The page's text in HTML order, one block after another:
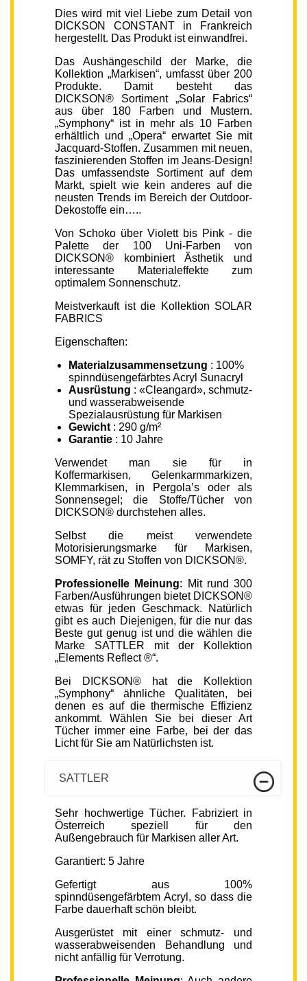
Dies wird mit viel Liebe zum Detail von
DICKSON CONSTANT in Frankreich
hergestellt. Das Produkt ist einwandfrei.
Das Aushängeschild der Marke, die
Kollektion „Markisen“, umfasst über 200
Produkte. Damit besteht das
DICKSON® Sortiment „Solar Fabrics“
aus über 180 Farben und Mustern.
„Symphony“ ist in mehr als 10 Farben
erhältlich und „Opera“ erwartet Sie mit
Jacquard-Stoffen. Zusammen mit neuen,
faszinierenden Stoffen im Jeans-Design!
Das umfassendste Sortiment auf dem
Markt, spielt wie kein anderes auf die
neusten Trends im Bereich der Outdoor-
Dekostoffe ein…..
Von Schoko über Violett bis Pink - die
Palette der 100 Uni-Farben von
DICKSON® kombiniert Ästhetik und
interessante Materialeffekte zum
optimalem Sonnenschutz.
Meistverkauft ist die Kollektion SOLAR
FABRICS
Eigenschaften:
Materialzusammensetzung : 100%
spinndüsengefärbtes Acryl Sunacryl
Ausrüstung : «Cleangard», schmutz-
und wasserabweisende
Spezialausrüstung für Markisen
Gewicht : 290 g/m²
Garantie : 10 Jahre
Verwendet man sie für in
Koffermarkisen, Gelenkarmmarkizen,
Klemmarkisen, in Pergola’s oder als
Sonnensegel; die Stoffe/Tücher von
DICKSON® durchstehen alles.
Selbst die meist verwendete
Motorisierungsmarke für Markisen,
SOMFY, rät zu Stoffen von DICKSON®.
Professionelle Meinung: Mit rund 300
Farben/Ausführungen bietet DICKSON®
etwas für jeden Geschmack. Natürlich
gibt es auch Diejenigen, für die nur das
Beste gut genug ist und die wählen die
Marke SATTLER mit der Kollektion
„Elements Reflect ®“.
Bei DICKSON® hat die Kollektion
„Symphony“ ähnliche Qualitäten, bei
denen es auf die thermische Effizienz
ankommt. Wählen Sie bei dieser Art
Tücher immer eine Farbe, bei der das
Licht für Sie am Natürlichsten ist.
SATTLER
Sehr hochwertige Tücher. Fabriziert in
Österreich speziell für den
Außengebrauch für Markisen aller Art.
Garantiert: 5 Jahre
Gefertigt aus 100%
spinndüsengefärbtem Acryl, so dass die
Farbe dauerhaft schön bleibt.
Ausgerüstet mit einer schmutz- und
wasserabweisenden Behandlung und
nicht anfällig für Verrotung.